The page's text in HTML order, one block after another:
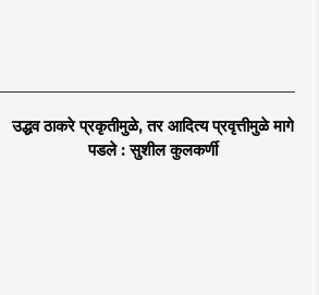
उद्धव ठाकरे प्रकृतीमुळे, तर आदित्य प्रवृत्तीमुळे मागे
पडले : सुशील कुलकर्णी